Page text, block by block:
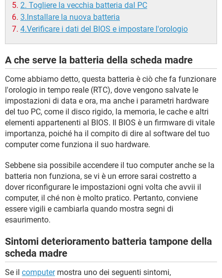
2. Togliere la vecchia batteria dal PC
3.Installare la nuova batteria
4.Verificare i dati del BIOS e impostare l'orologio
A che serve la batteria della scheda madre
Come abbiamo detto, questa batteria è ciò che fa funzionare
l'orologio in tempo reale (RTC), dove vengono salvate le
impostazioni di data e ora, ma anche i parametri hardware
del tuo PC, come il disco rigido, la memoria, le cache e altri
elementi appartenenti al BIOS. Il BIOS è un firmware di vitale
importanza, poiché ha il compito di dire al software del tuo
computer come funziona il suo hardware.
Sebbene sia possibile accendere il tuo computer anche se la
batteria non funziona, se vi è un errore sarai costretto a
dover riconfigurare le impostazioni ogni volta che avvii il
computer, il ché non è molto pratico. Pertanto, conviene
essere vigili e cambiarla quando mostra segni di
esaurimento.
Sintomi deterioramento batteria tampone della
scheda madre
Se il computermostra uno dei seguenti sintomi,